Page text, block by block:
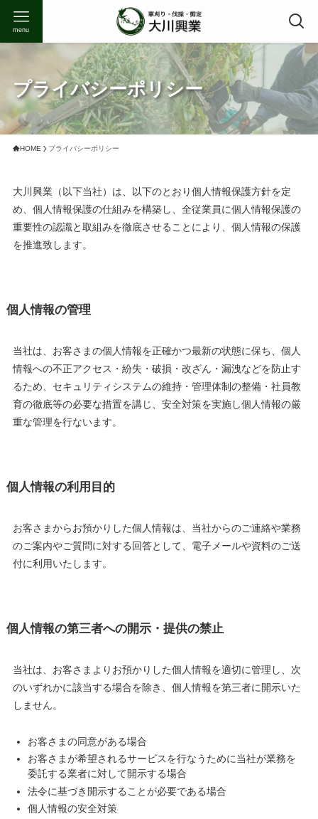
menu
プライバシーポリシー
HOME プライバシーポリシー
大川興業（以下当社）は、以下のとおり個人情報保護方針を定
め、個人情報保護の仕組みを構築し、全従業員に個人情報保護の
重要性の認識と取組みを徹底させることにより、個人情報の保護
を推進致します。
個人情報の管理
当社は、お客さまの個人情報を正確かつ最新の状態に保ち、個人
情報への不正アクセス・紛失・破損・改ざん・漏洩などを防止す
るため、セキュリティシステムの維持・管理体制の整備・社員教
育の徹底等の必要な措置を講じ、安全対策を実施し個人情報の厳
重な管理を行ないます。
個人情報の利用目的
お客さまからお預かりした個人情報は、当社からのご連絡や業務
のご案内やご質問に対する回答として、電子メールや資料のご送
付に利用いたします。
個人情報の第三者への開示・提供の禁止
当社は、お客さまよりお預かりした個人情報を適切に管理し、次
のいずれかに該当する場合を除き、個人情報を第三者に開示いた
しません。
お客さまの同意がある場合
お客さまが希望されるサービスを行なうために当社が業務を
委託する業者に対して開示する場合
法令に基づき開示することが必要である場合
個人情報の安全対策